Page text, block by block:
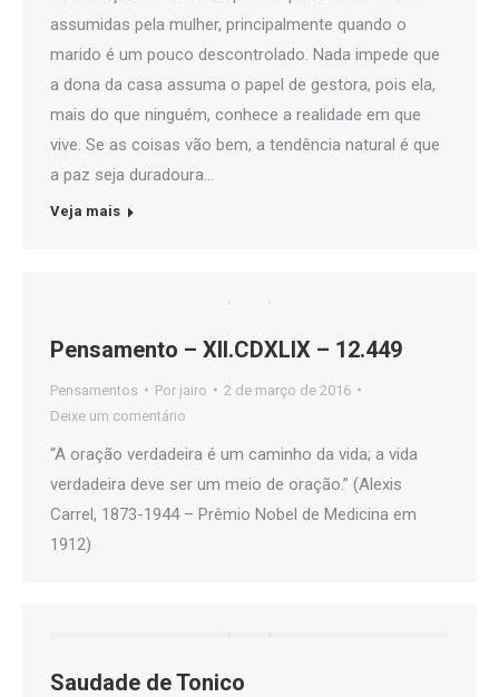
assumidas pela mulher, principalmente quando o
marido é um pouco descontrolado. Nada impede que
a dona da casa assuma o papel de gestora, pois ela,
mais do que ninguém, conhece a realidade em que
vive. Se as coisas vão bem, a tendência natural é que
a paz seja duradoura…
Veja mais
Pensamento – XII.CDXLIX – 12.449
Pensamentos Por jairo
2 de março de 2016
Deixe um comentário
“A oração verdadeira é um caminho da vida; a vida
verdadeira deve ser um meio de oração.” (Alexis
Carrel, 1873-1944 – Prêmio Nobel de Medicina em
1912)
Saudade de Tonico